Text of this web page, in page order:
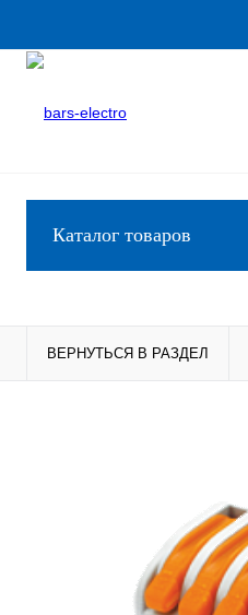
Каталог товаров
ВЕРНУТЬСЯ В РАЗДЕЛ